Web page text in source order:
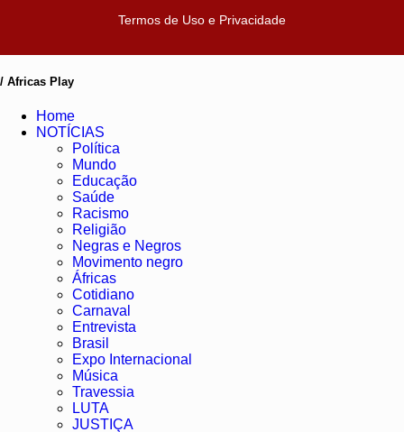
Termos de Uso e Privacidade
/ Africas Play
Home
NOTÍCIAS
Política
Mundo
Educação
Saúde
Racismo
Religião
Negras e Negros
Movimento negro
Áfricas
Cotidiano
Carnaval
Entrevista
Brasil
Expo Internacional
Música
Travessia
LUTA
JUSTIÇA